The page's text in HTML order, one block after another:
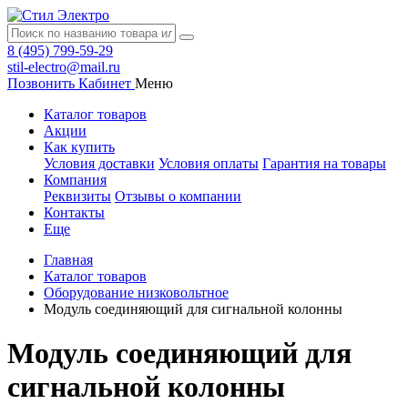
8 (495) 799-59-29
stil-electro@mail.ru
Позвонить Кабинет Меню
Каталог товаров
Акции
Как купить
Условия доставки Условия оплаты Гарантия на товары
Компания
Реквизиты Отзывы о компании
Контакты
Еще
Главная
Каталог товаров
Оборудование низковольтное
Модуль соединяющий для сигнальной колонны
Модуль соединяющий для
сигнальной колонны